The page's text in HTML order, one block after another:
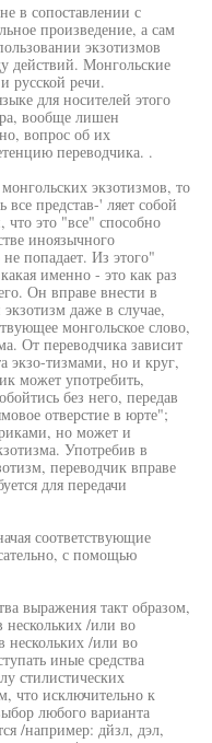
в сопоставлении с
произведение, а сам
экзотизмов
действий. Монгольские
русской речи.
для носителей этого
вообще лишен
вопрос об их
переводчика. .
экзотизмов, то
все представ-' ляет собой
это "все" способно
иноязычного
попадает. Из этого"
именно - это как раз
Он вправе внести в
даже в случае,
монгольское слово,
От переводчика зависит
экзо-тизмами, но и круг,
может употребить,
без него, передав
отверстие в юрте";
но может и
Употребив в
переводчик вправе
для передачи
соответствующие
с помощью
выражения такт образом,
нескольких /или во
нескольких /или во
иные средства
стилистических
что исключительно к
любого варианта
/например: дйзл, дэл,